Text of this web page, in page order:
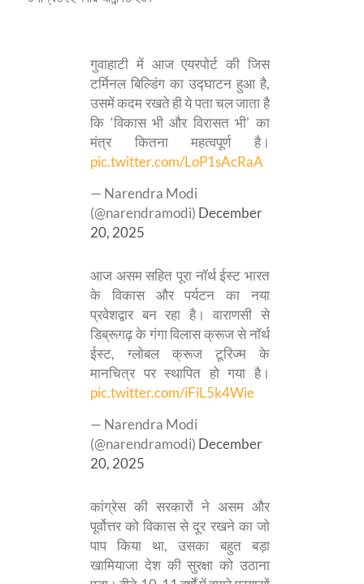
गुवाहाटी में आज एयरपोर्ट की जिस
टर्मिनल बिल्डिंग का उद्घाटन हुआ है,
उसमें कदम रखते ही ये पता चल जाता है
कि ‘विकास भी और विरासत भी’ का
मंत्र कितना महत्वपूर्ण है।
pic.twitter.com/LoP1sAcRaA
— Narendra Modi
(@narendramodi) December
20, 2025
आज असम सहित पूरा नॉर्थ ईस्ट भारत
के विकास और पर्यटन का नया
प्रवेशद्वार बन रहा है। वाराणसी से
डिब्रूगढ़ के गंगा विलास क्रूज से नॉर्थ
ईस्ट, ग्लोबल क्रूज टूरिज्म के
मानचित्र पर स्थापित हो गया है।
pic.twitter.com/iFiL5k4Wie
— Narendra Modi
(@narendramodi) December
20, 2025
कांग्रेस की सरकारों ने असम और
पूर्वोत्तर को विकास से दूर रखने का जो
पाप किया था, उसका बहुत बड़ा
खामियाजा देश की सुरक्षा को उठाना